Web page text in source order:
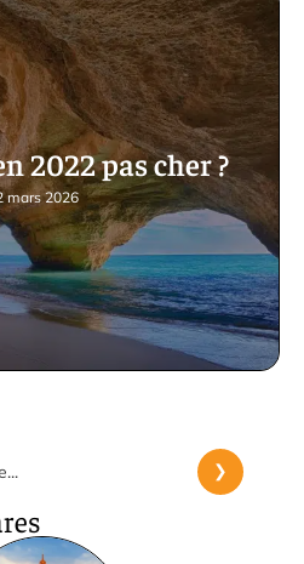
2022 pas cher ?
mars 2026